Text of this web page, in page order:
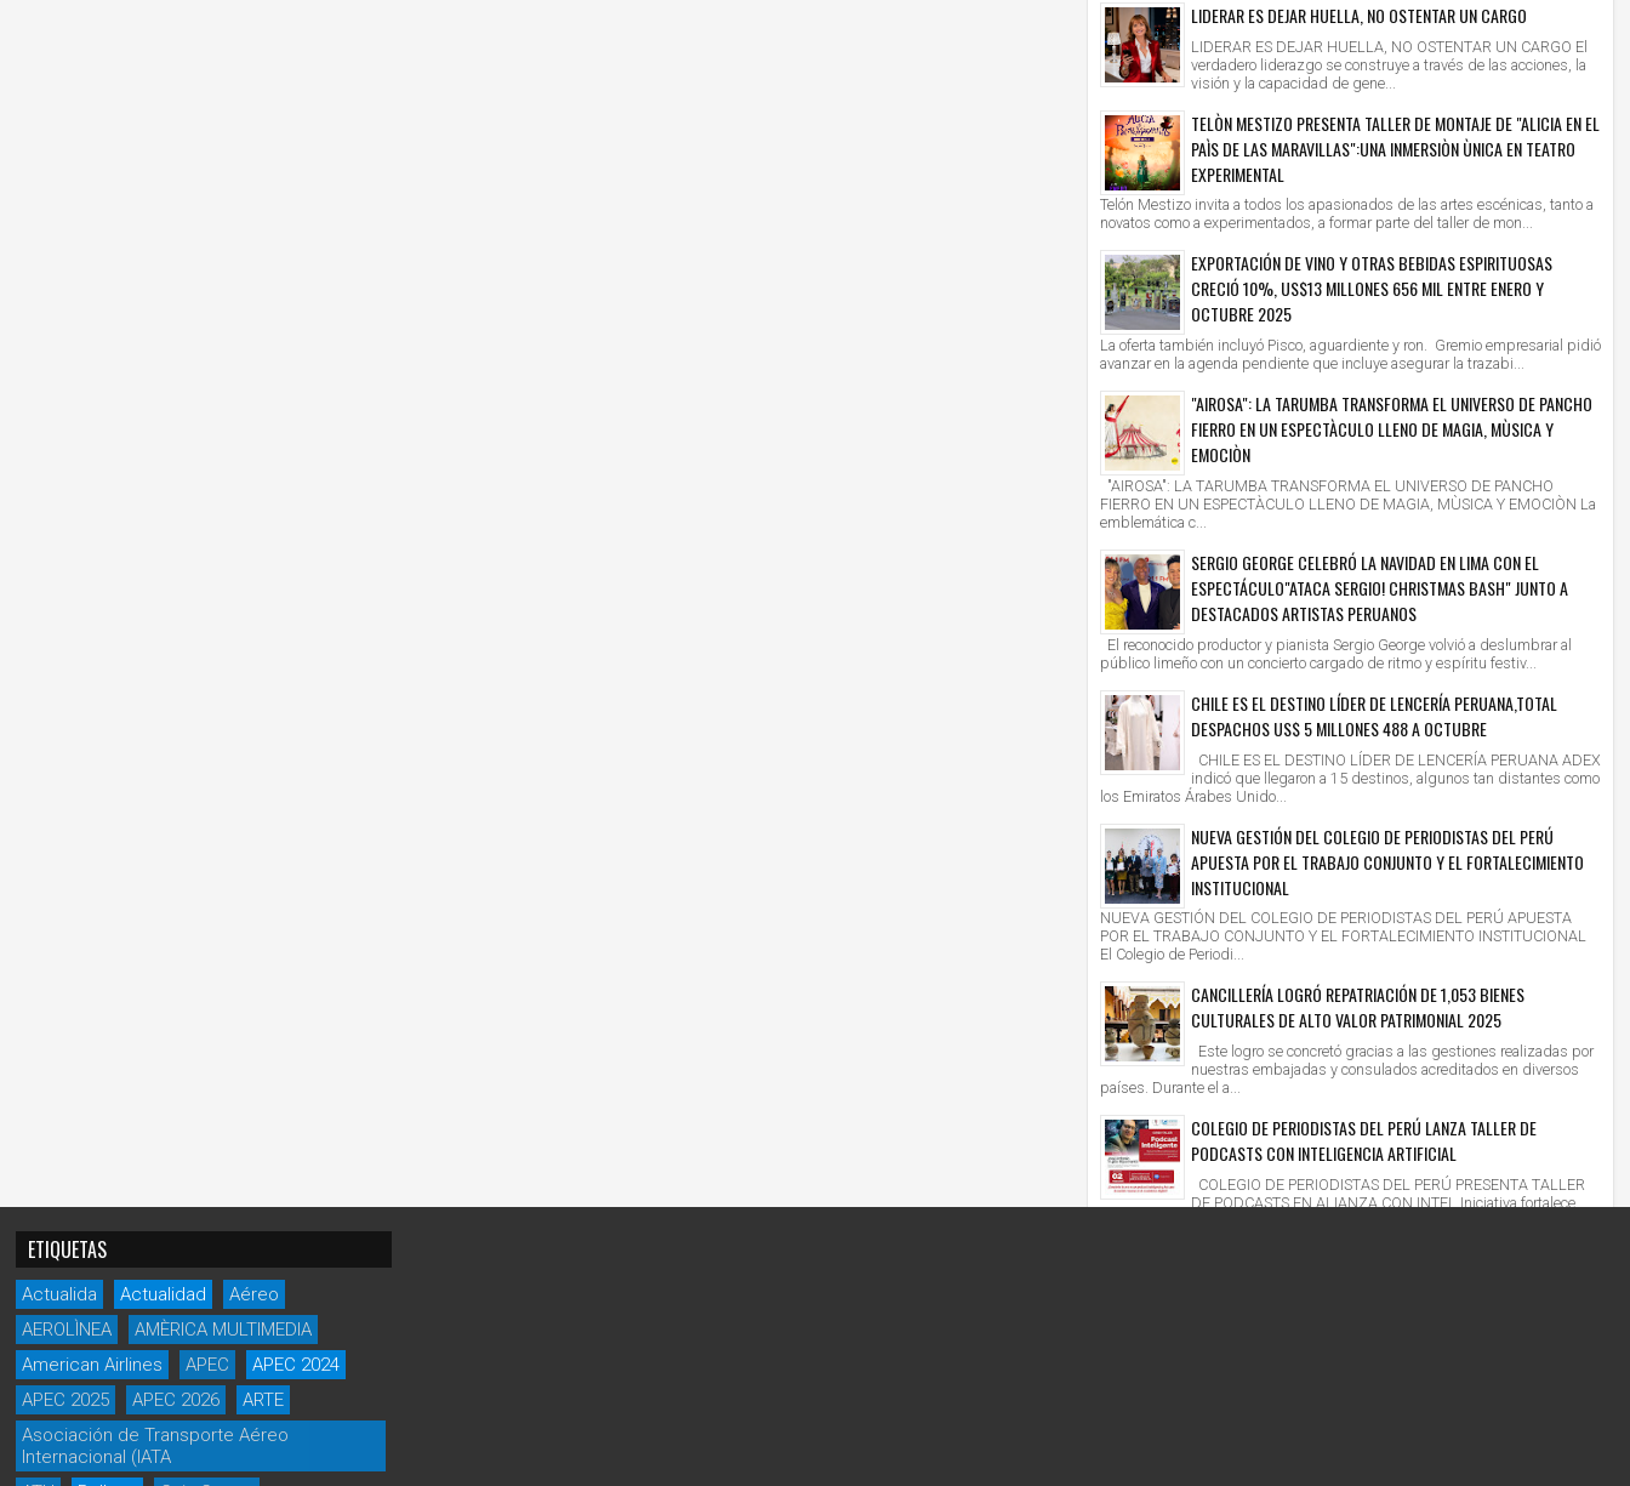
LIDERAR ES DEJAR HUELLA, NO OSTENTAR UN CARGO
LIDERAR ES DEJAR HUELLA, NO OSTENTAR UN CARGO El
verdadero liderazgo se construye a través de las acciones, la
visión y la capacidad de gene...
TELÒN MESTIZO PRESENTA TALLER DE MONTAJE DE "ALICIA EN EL
PAÌS DE LAS MARAVILLAS":UNA INMERSIÒN ÙNICA EN TEATRO
EXPERIMENTAL
Telón Mestizo invita a todos los apasionados de las artes escénicas, tanto a
novatos como a experimentados, a formar parte del taller de mon...
EXPORTACIÓN DE VINO Y OTRAS BEBIDAS ESPIRITUOSAS
CRECIÓ 10%, US$13 MILLONES 656 MIL ENTRE ENERO Y
OCTUBRE 2025
La oferta también incluyó Pisco, aguardiente y ron. Gremio empresarial pidió
avanzar en la agenda pendiente que incluye asegurar la trazabi...
"AIROSA": LA TARUMBA TRANSFORMA EL UNIVERSO DE PANCHO
FIERRO EN UN ESPECTÀCULO LLENO DE MAGIA, MÙSICA Y
EMOCIÒN
"AIROSA": LA TARUMBA TRANSFORMA EL UNIVERSO DE PANCHO
FIERRO EN UN ESPECTÀCULO LLENO DE MAGIA, MÙSICA Y EMOCIÒN La
emblemática c...
SERGIO GEORGE CELEBRÓ LA NAVIDAD EN LIMA CON EL
ESPECTÁCULO"ATACA SERGIO! CHRISTMAS BASH" JUNTO A
DESTACADOS ARTISTAS PERUANOS
El reconocido productor y pianista Sergio George volvió a deslumbrar al
público limeño con un concierto cargado de ritmo y espíritu festiv...
CHILE ES EL DESTINO LÍDER DE LENCERÍA PERUANA,TOTAL
DESPACHOS US$ 5 MILLONES 488 A OCTUBRE
CHILE ES EL DESTINO LÍDER DE LENCERÍA PERUANA ADEX
indicó que llegaron a 15 destinos, algunos tan distantes como
los Emiratos Árabes Unido...
NUEVA GESTIÓN DEL COLEGIO DE PERIODISTAS DEL PERÚ
APUESTA POR EL TRABAJO CONJUNTO Y EL FORTALECIMIENTO
INSTITUCIONAL
NUEVA GESTIÓN DEL COLEGIO DE PERIODISTAS DEL PERÚ APUESTA
POR EL TRABAJO CONJUNTO Y EL FORTALECIMIENTO INSTITUCIONAL
El Colegio de Periodi...
CANCILLERÍA LOGRÓ REPATRIACIÓN DE 1,053 BIENES
CULTURALES DE ALTO VALOR PATRIMONIAL 2025
Este logro se concretó gracias a las gestiones realizadas por
nuestras embajadas y consulados acreditados en diversos
países. Durante el a...
COLEGIO DE PERIODISTAS DEL PERÚ LANZA TALLER DE
PODCASTS CON INTELIGENCIA ARTIFICIAL
COLEGIO DE PERIODISTAS DEL PERÚ PRESENTA TALLER
DE PODCASTS EN ALIANZA CON INTEL Iniciativa fortalece
ETIQUETAS
Actualida Actualidad
Aéreo
AEROLÌNEA
AMÈRICA MULTIMEDIA
American Airlines
APEC
APEC 2024
APEC 2025
APEC 2026
ARTE
Asociación de Transporte Aéreo
Internacional (IATA